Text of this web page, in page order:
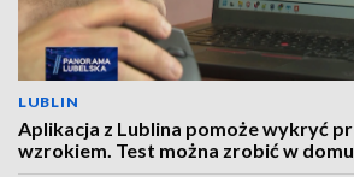
LUBLIN
Aplikacja z Lublina pomoże wykryć
wzrokiem. Test można zrobić w domu